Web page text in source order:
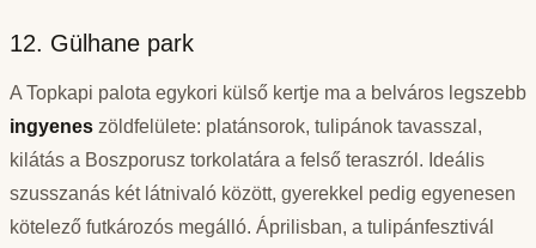
12. Gülhane park
A Topkapi palota egykori külső kertje ma a belváros legszebb
ingyenes zöldfelülete: platánsorok, tulipánok tavasszal,
kilátás a Boszporusz torkolatára a felső teraszról. Ideális
szusszanás két látnivaló között, gyerekkel pedig egyenesen
kötelező futkározós megálló. Áprilisban, a tulipánfesztivál